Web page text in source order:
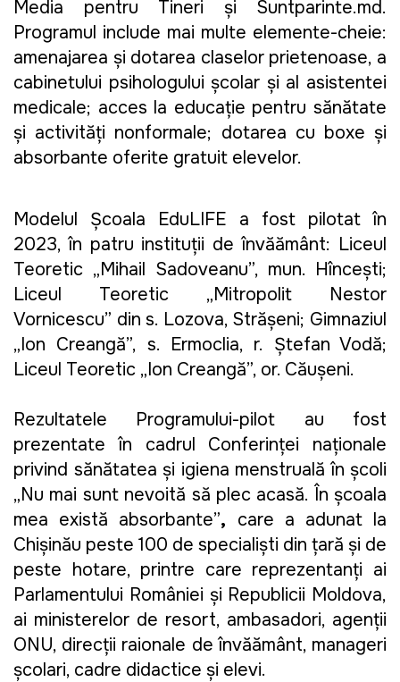
Media pentru Tineri și Suntparinte.md.
Programul include mai multe elemente-cheie:
amenajarea și dotarea claselor prietenoase, a
cabinetului psihologului școlar și al asistentei
medicale; acces la educație pentru sănătate
și activități nonformale; dotarea cu boxe și
absorbante oferite gratuit elevelor.
Modelul Școala EduLIFE a fost pilotat în
2023, în patru instituții de învățământ: Liceul
Teoretic „Mihail Sadoveanu”, mun. Hînceşti;
Liceul Teoretic „Mitropolit Nestor
Vornicescu” din s. Lozova, Strășeni; Gimnaziul
„Ion Creangă”, s. Ermoclia, r. Ștefan Vodă;
Liceul Teoretic „Ion Creangă”, or. Căușeni.
Rezultatele Programului-pilot au fost
prezentate în cadrul Conferinței naționale
privind sănătatea și igiena menstruală în școli
„Nu mai sunt nevoită să plec acasă. În școala
mea există absorbante”, care a adunat la
Chișinău peste 100 de specialiști din țară și de
peste hotare, printre care reprezentanți ai
Parlamentului României și Republicii Moldova,
ai ministerelor de resort, ambasadori, agenții
ONU, direcții raionale de învățământ, manageri
școlari, cadre didactice și elevi.